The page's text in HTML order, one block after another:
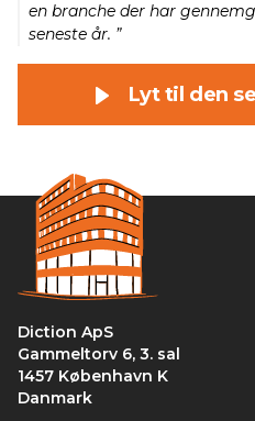
en branche der har
seneste år. ”
Lyt til den
Diction ApS
Gammeltorv 6, 3. sal
1457 København K
Danmark